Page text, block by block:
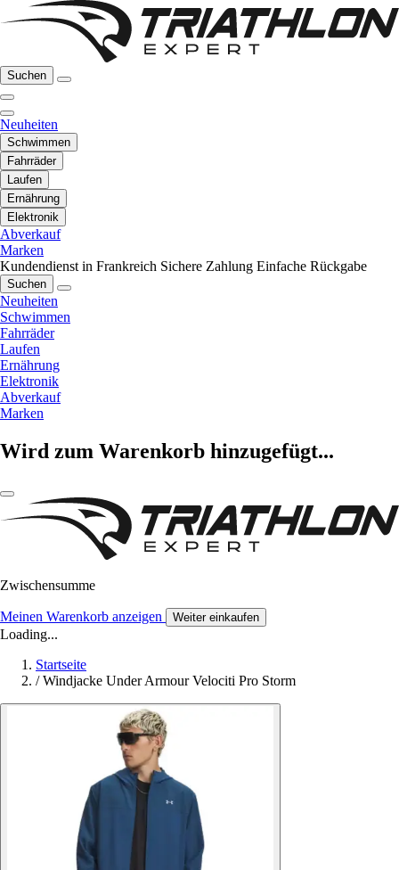
Suchen
Neuheiten
Schwimmen
Fahrräder
Laufen
Ernährung
Elektronik
Abverkauf
Marken
Kundendienst in Frankreich Sichere Zahlung Einfache Rückgabe
Suchen
Neuheiten
Schwimmen
Fahrräder
Laufen
Ernährung
Elektronik
Abverkauf
Marken
Wird zum Warenkorb hinzugefügt...
Zwischensumme
Meinen Warenkorb anzeigen Weiter einkaufen
Loading...
Startseite
/ Windjacke Under Armour Velociti Pro Storm